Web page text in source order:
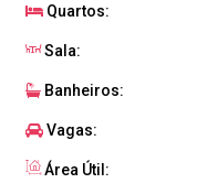
Quartos:
Sala:
Banheiros:
Vagas:
Área Útil: